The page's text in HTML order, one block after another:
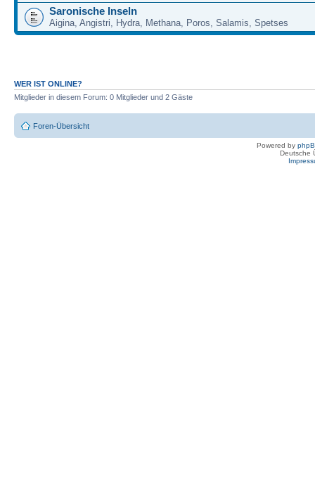
Saronische Inseln
Aigina, Angistri, Hydra, Methana, Poros, Salamis, Spetses
WER IST ONLINE?
Mitglieder in diesem Forum: 0 Mitglieder und 2 Gäste
Foren-Übersicht
Powered by
Deutsche